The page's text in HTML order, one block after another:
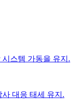
스템 가동을 유지.
대응 태세 유지.